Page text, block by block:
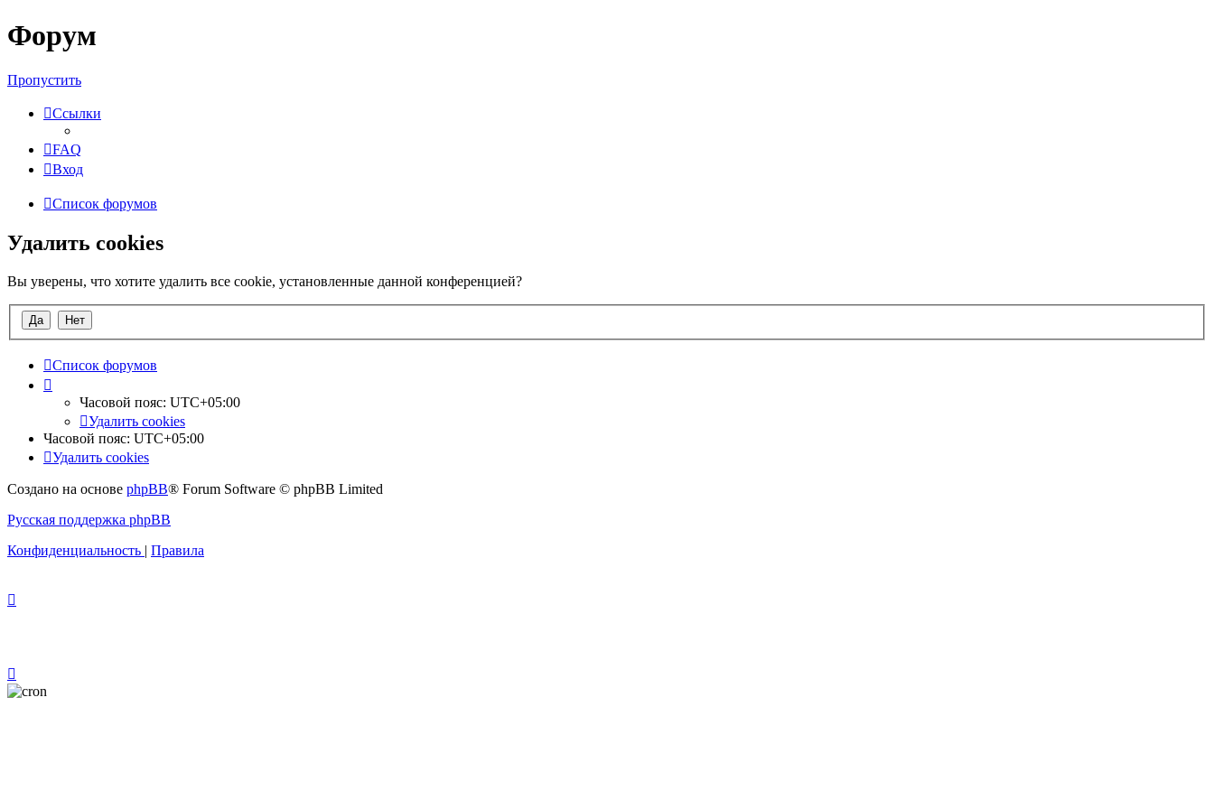
Форум
Пропустить
Ссылки
FAQ
Вход
Список форумов
Удалить cookies
Вы уверены, что хотите удалить все cookie, установленные данной конференцией?
Список форумов
Часовой пояс: UTC+05:00
Удалить cookies
Часовой пояс: UTC+05:00
Удалить cookies
Создано на основе phpBB® Forum Software © phpBB Limited
Русская поддержка phpBB
Конфиденциальность | Правила